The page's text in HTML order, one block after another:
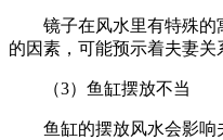
镜子在风水里有特殊的
的因素，可能预示着夫妻关
（3）鱼缸摆放不当
鱼缸的摆放风水会影响